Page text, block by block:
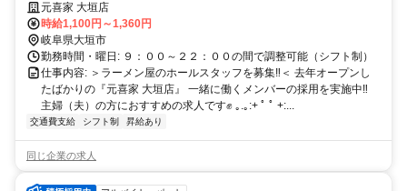
元喜家 大垣店
時給1,100円～1,360円
岐阜県大垣市
勤務時間・曜日: ９：００～２２：００の間で調整可能（シフト制）
仕事内容: ＞ラーメン屋のホールスタッフを募集‼＜ 去年オープンし
たばかりの『元喜家 大垣店』 一緒に働くメンバーの採用を実施中‼
主婦（夫）の方におすすめの求人です✊️ ｡.｡:+ ﾟ ﾟ +:...
交通費支給 シフト制 昇給あり
同じ企業の求人